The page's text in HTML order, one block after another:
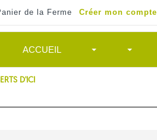
de la Ferme Créer mon compte
ACCUEIL
D'ICI